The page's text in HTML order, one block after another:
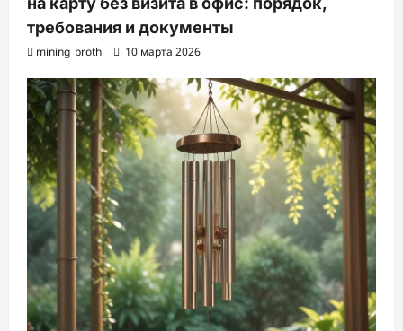
требования и документы
mining_broth 10 марта 2026